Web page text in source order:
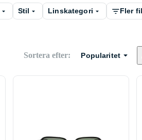
Stil Linskategori
Fler
Sortera efter: Popularitet